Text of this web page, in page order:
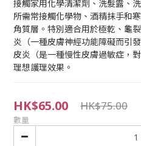
接觸家用化學清潔劑、洗髮露、
所需常接觸化學物、酒精抹手和
角質層。特別適合用於極乾、龜
炎（一種皮膚神經功能障礙而引
皮炎（是一種慢性皮膚過敏症，
理想護理效果。
HK$65.00 HK$75.00
數量